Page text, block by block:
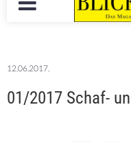
12.06.2017.
01/2017 Schaf-